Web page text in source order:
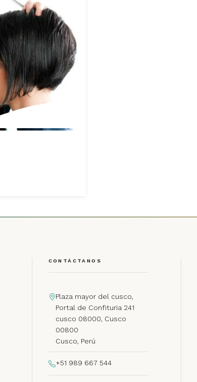
CONTÁCTANOS
Plaza mayor del cusco,
Portal de Confituria 241
cusco 08000, Cusco
00800
Cusco, Perú
+51 989 667 544